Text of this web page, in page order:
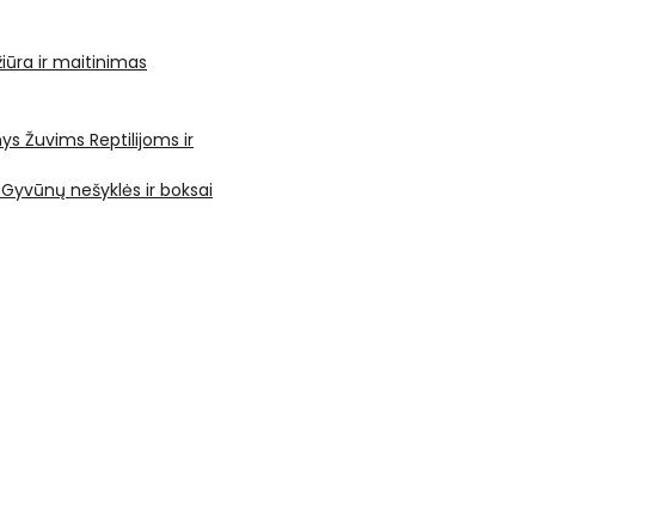
ir maitinimas
Žuvims Reptilijoms ir
Gyvūnų nešyklės ir boksai